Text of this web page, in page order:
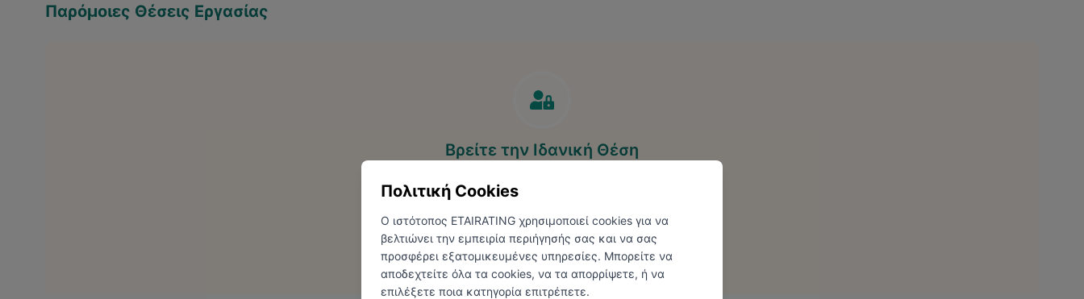
Παρόμοιες Θέσεις Εργασίας
Βρείτε την Ιδανική Θέση
προφίλ σας. Συνδεθείτε για να δείτε παρόμοιες αγγελίες.
Προβολή Παρόμοιων Θέσεων
Πολιτική Cookies
Ο ιστότοπος ETAIRATING χρησιμοποιεί cookies για να
βελτιώνει την εμπειρία περιήγησής σας και να σας
προσφέρει εξατομικευμένες υπηρεσίες. Μπορείτε να
αποδεχτείτε όλα τα cookies, να τα απορρίψετε, ή να
επιλέξετε ποια κατηγορία επιτρέπετε.